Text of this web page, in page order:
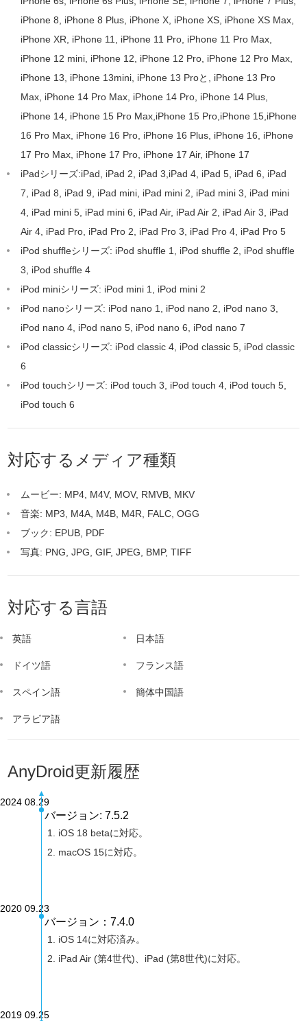
iPhone 8, iPhone 8 Plus, iPhone X, iPhone XS, iPhone XS Max,
iPhone XR, iPhone 11, iPhone 11 Pro, iPhone 11 Pro Max,
iPhone 12 mini, iPhone 12, iPhone 12 Pro, iPhone 12 Pro Max,
iPhone 13, iPhone 13mini, iPhone 13 Proと, iPhone 13 Pro
Max, iPhone 14 Pro Max, iPhone 14 Pro, iPhone 14 Plus,
iPhone 14, iPhone 15 Pro Max,iPhone 15 Pro,iPhone 15,iPhone
16 Pro Max, iPhone 16 Pro, iPhone 16 Plus, iPhone 16, iPhone
17 Pro Max, iPhone 17 Pro, iPhone 17 Air, iPhone 17
iPadシリーズ:iPad, iPad 2, iPad 3,iPad 4, iPad 5, iPad 6, iPad
7, iPad 8, iPad 9, iPad mini, iPad mini 2, iPad mini 3, iPad mini
4, iPad mini 5, iPad mini 6, iPad Air, iPad Air 2, iPad Air 3, iPad
Air 4, iPad Pro, iPad Pro 2, iPad Pro 3, iPad Pro 4, iPad Pro 5
iPod shuffleシリーズ: iPod shuffle 1, iPod shuffle 2, iPod shuffle
3, iPod shuffle 4
iPod miniシリーズ: iPod mini 1, iPod mini 2
iPod nanoシリーズ: iPod nano 1, iPod nano 2, iPod nano 3,
iPod nano 4, iPod nano 5, iPod nano 6, iPod nano 7
iPod classicシリーズ: iPod classic 4, iPod classic 5, iPod classic
6
iPod touchシリーズ: iPod touch 3, iPod touch 4, iPod touch 5,
iPod touch 6
対応するメディア種類
ムービー: MP4, M4V, MOV, RMVB, MKV
音楽: MP3, M4A, M4B, M4R, FALC, OGG
ブック: EPUB, PDF
写真: PNG, JPG, GIF, JPEG, BMP, TIFF
対応する言語
英語 日本語
ドイツ語 フランス語
スペイン語 簡体中国語
アラビア語
AnyDroid更新履歴
2024 08.29
バージョン: 7.5.2
iOS 18 betaに対応。
macOS 15に対応。
2020 09.23
バージョン：7.4.0
iOS 14に対応済み。
iPad Air (第4世代)、iPad (第8世代)に対応。
2019 09.25